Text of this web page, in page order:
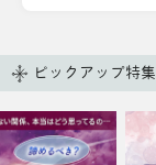
ピックアップ特集